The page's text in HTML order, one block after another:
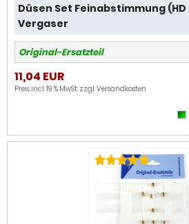
Düsen Set Feinabstimmung (HD
Vergaser
Original-Ersatzteil
11,04 EUR
Preis incl. 19 % MwSt. zzgl.Versandkosten